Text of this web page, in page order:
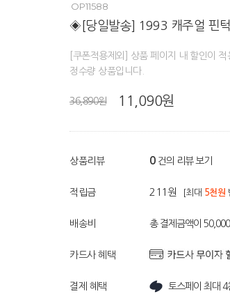
OP11588
◈[당일발송] 1993 캐주얼 핀
[쿠폰적용제외] 상품 페이지 내 할인이
정수량 상품입니다.
36,890원 11,090원
상품리뷰 0 건의 리뷰 보기
적립금 211원 [최대 5천원
배송비 총 결제금액이
카드사 혜택
결제 혜택 토스페이 최대 4